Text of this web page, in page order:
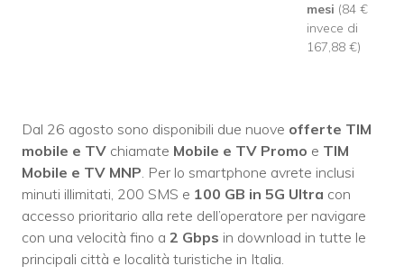
mesi (84 €
invece di
167,88 €)
Dal 26 agosto sono disponibili due nuove offerte TIM
mobile e TV chiamate Mobile e TV Promo e TIM
Mobile e TV MNP. Per lo smartphone avrete inclusi
minuti illimitati, 200 SMS e 100 GB in 5G Ultra con
accesso prioritario alla rete dell’operatore per navigare
con una velocità fino a 2 Gbps in download in tutte le
principali città e località turistiche in Italia.